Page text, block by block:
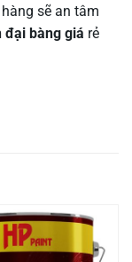
sẽ an tâm
đại bàng giá rẻ